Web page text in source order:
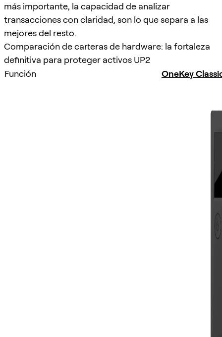
más importante, la capacidad de analizar
transacciones con claridad, son lo que separa a las
mejores del resto.
Comparación de carteras de hardware: la fortaleza
definitiva para proteger activos UP2
Función
OneKey